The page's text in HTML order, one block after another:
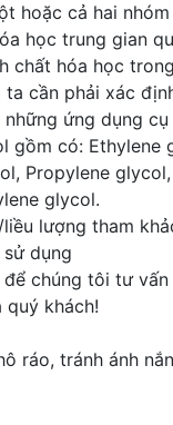
hoặc cả hai
học trung gian
chất hóa học
ta cần phải xác
ứng dụng cụ
gồm có: Ethylene
Propylene
glycol.
lượng tham
dụng
chúng tôi tư
quý khách!
ráo, tránh ánh